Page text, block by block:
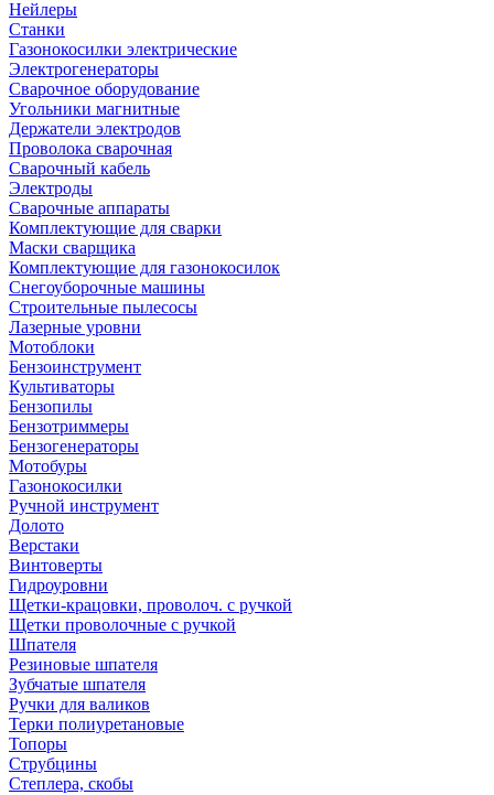
Нейлеры
Станки
Газонокосилки электрические
Электрогенераторы
Сварочное оборудование
Угольники магнитные
Держатели электродов
Проволока сварочная
Сварочный кабель
Электроды
Сварочные аппараты
Комплектующие для сварки
Маски сварщика
Комплектующие для газонокосилок
Снегоуборочные машины
Строительные пылесосы
Лазерные уровни
Мотоблоки
Бензоинструмент
Культиваторы
Бензопилы
Бензотриммеры
Бензогенераторы
Мотобуры
Газонокосилки
Ручной инструмент
Долото
Верстаки
Винтоверты
Гидроуровни
Щетки-крацовки, проволоч. с ручкой
Щетки проволочные с ручкой
Шпателя
Резиновые шпателя
Зубчатые шпателя
Ручки для валиков
Терки полиуретановые
Топоры
Струбцины
Степлера, скобы